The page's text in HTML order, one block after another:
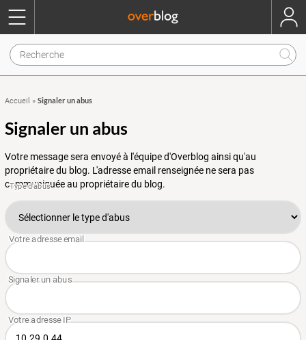
Accueil » Signaler un abus
Signaler un abus
Votre message sera envoyé à l'équipe d'Overblog ainsi qu'au
propriétaire du blog. L'adresse email renseignée ne sera pas
communiquée au propriétaire du blog.